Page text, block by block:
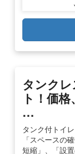
タンク
ト！価
…
タンク付トイ
「スペースの
短縮」、「設